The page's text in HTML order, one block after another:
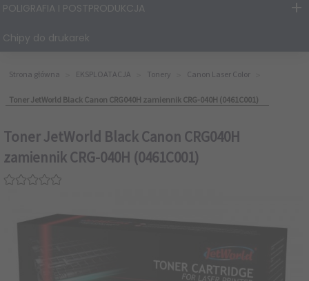
POLIGRAFIA I POSTPRODUKCJA
Chipy do drukarek
Strona główna EKSPLOATACJA Tonery Canon Laser Color
Toner JetWorld Black Canon CRG040H zamiennik CRG-040H (0461C001)
Toner JetWorld Black Canon CRG040H
zamiennik CRG-040H (0461C001)